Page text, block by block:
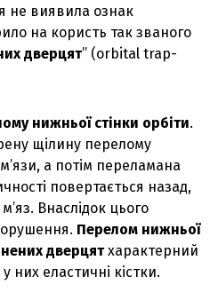
не виявила ознак
на користь так званого
дверцят” (orbital trap-
нижньої стінки орбіти.
щілину перелому
а потім переламана
повертається назад,
Внаслідок цього
Перелом нижньої
дверцятхарактерний
у них еластичні кістки.